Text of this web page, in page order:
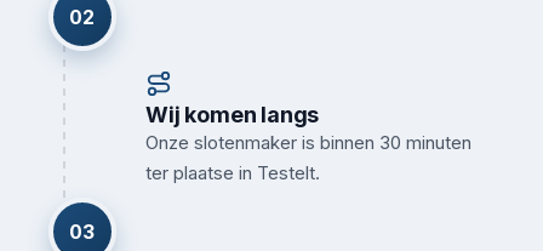
02
Wij komen langs
Onze slotenmaker is binnen 30 minuten
ter plaatse in Testelt.
03